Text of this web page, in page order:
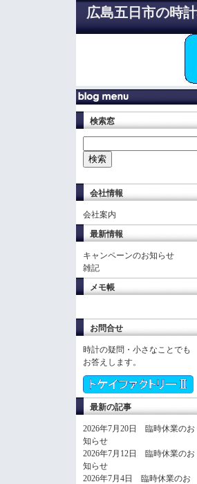
広島五日市の時
検索窓
会社情報
会社案内
最新情報
キャンペーンのお知らせ
雑記
メモ帳
お問合せ
時計の疑問・小さなことでも
お答えします。
最新の記事
2026年7月20日 臨時休業のお
知らせ
2026年7月12日 臨時休業のお
知らせ
2026年7月4日 臨時休業のお